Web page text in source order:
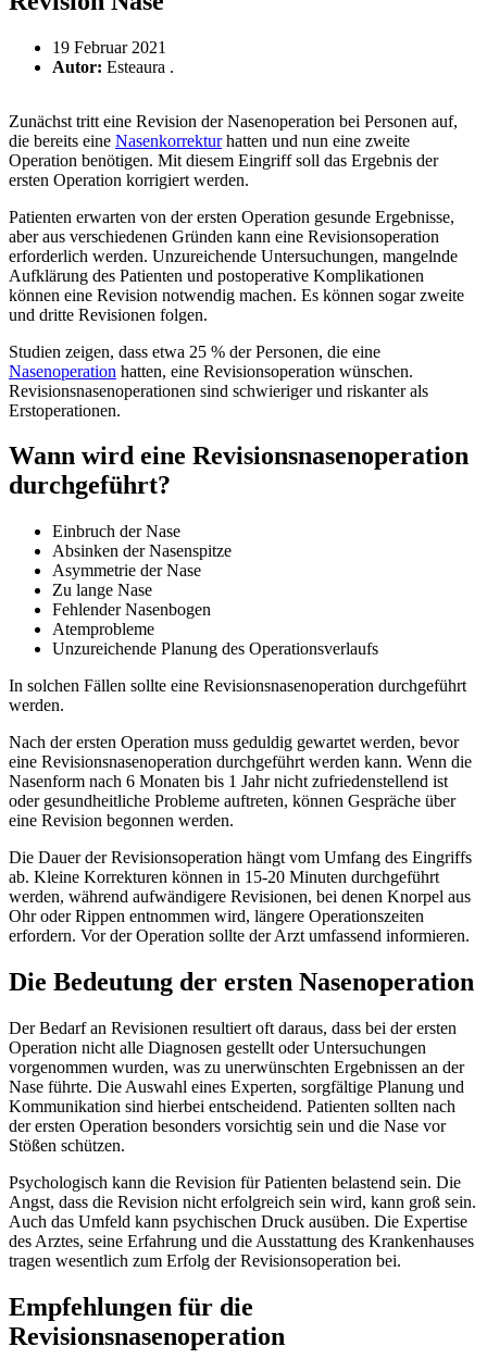
19 Februar 2021
Autor: Esteaura .
Zunächst tritt eine Revision der Nasenoperation bei Personen auf,
die bereits eine Nasenkorrekturhatten und nun eine zweite
Operation benötigen. Mit diesem Eingriff soll das Ergebnis der
ersten Operation korrigiert werden.
Patienten erwarten von der ersten Operation gesunde Ergebnisse,
aber aus verschiedenen Gründen kann eine Revisionsoperation
erforderlich werden. Unzureichende Untersuchungen, mangelnde
Aufklärung des Patienten und postoperative Komplikationen
können eine Revision notwendig machen. Es können sogar zweite
und dritte Revisionen folgen.
Studien zeigen, dass etwa 25 % der Personen, die eine
Nasenoperation hatten, eine Revisionsoperation wünschen.
Revisionsnasenoperationen sind schwieriger und riskanter als
Erstoperationen.
Wann wird eine Revisionsnasenoperation
durchgeführt?
Einbruch der Nase
Absinken der Nasenspitze
Asymmetrie der Nase
Zu lange Nase
Fehlender Nasenbogen
Atemprobleme
Unzureichende Planung des Operationsverlaufs
In solchen Fällen sollte eine Revisionsnasenoperation durchgeführt
werden.
Nach der ersten Operation muss geduldig gewartet werden, bevor
eine Revisionsnasenoperation durchgeführt werden kann. Wenn die
Nasenform nach 6 Monaten bis 1 Jahr nicht zufriedenstellend ist
oder gesundheitliche Probleme auftreten, können Gespräche über
eine Revision begonnen werden.
Die Dauer der Revisionsoperation hängt vom Umfang des Eingriffs
ab. Kleine Korrekturen können in 15-20 Minuten durchgeführt
werden, während aufwändigere Revisionen, bei denen Knorpel aus
Ohr oder Rippen entnommen wird, längere Operationszeiten
erfordern. Vor der Operation sollte der Arzt umfassend informieren.
Die Bedeutung der ersten Nasenoperation
Der Bedarf an Revisionen resultiert oft daraus, dass bei der ersten
Operation nicht alle Diagnosen gestellt oder Untersuchungen
vorgenommen wurden, was zu unerwünschten Ergebnissen an der
Nase führte. Die Auswahl eines Experten, sorgfältige Planung und
Kommunikation sind hierbei entscheidend. Patienten sollten nach
der ersten Operation besonders vorsichtig sein und die Nase vor
Stößen schützen.
Psychologisch kann die Revision für Patienten belastend sein. Die
Angst, dass die Revision nicht erfolgreich sein wird, kann groß sein.
Auch das Umfeld kann psychischen Druck ausüben. Die Expertise
des Arztes, seine Erfahrung und die Ausstattung des Krankenhauses
tragen wesentlich zum Erfolg der Revisionsoperation bei.
Empfehlungen für die
Revisionsnasenoperation